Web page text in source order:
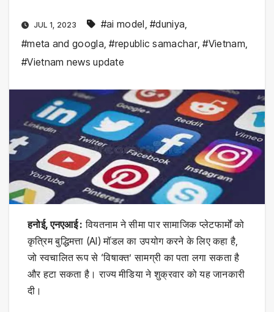
JUL 1, 2023 #ai model ,#duniya
#meta and googla ,#republic samachar,#Vietnam
#Vietnam news update
हनोई, एनएआई : वियतनाम ने सीमा पार सामाजिक प्लेटफार्मों को
कृत्रिम बुद्धिमत्ता (AI) मॉडल का उपयोग करने के लिए कहा है,
जो स्वचालित रूप से ‘विषाक्त’ सामग्री का पता लगा सकता है
और हटा सकता है। राज्य मीडिया ने शुक्रवार को यह जानकारी
दी।